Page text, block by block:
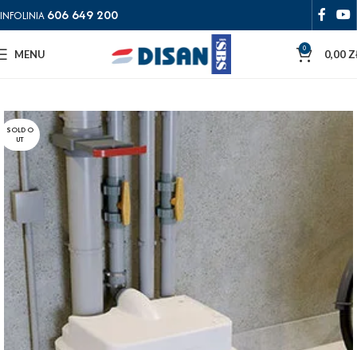
INFOLINIA 606 649 200
MENU 0 0,00
SOLD O
UT